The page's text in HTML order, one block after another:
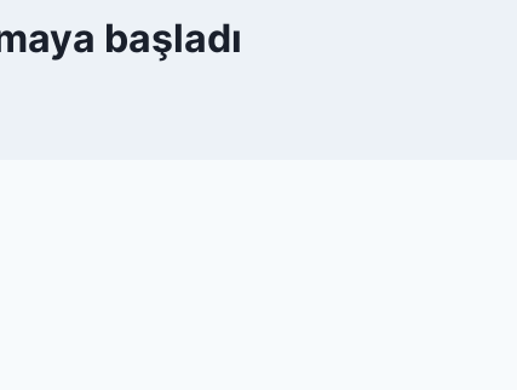
başladı